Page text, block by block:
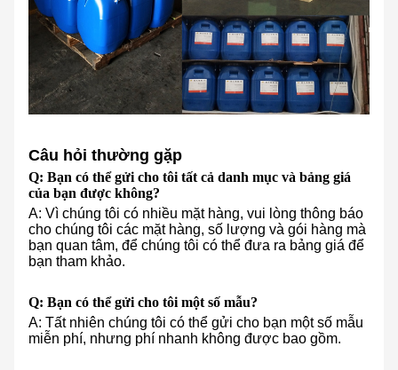
Câu hỏi thường gặp
Q: Bạn có thể gửi cho tôi tất cả danh mục và bảng giá
của bạn được không?
A: Vì chúng tôi có nhiều mặt hàng, vui lòng thông báo
cho chúng tôi các mặt hàng, số lượng và gói hàng mà
bạn quan tâm, để chúng tôi có thể đưa ra bảng giá để
bạn tham khảo.
Q: Bạn có thể gửi cho tôi một số mẫu?
A: Tất nhiên chúng tôi có thể gửi cho bạn một số mẫu
miễn phí, nhưng phí nhanh không được bao gồm.